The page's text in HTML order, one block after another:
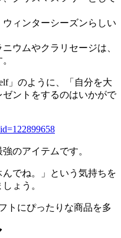
ィンターシーズンらしい
ウムやクラリセージは、
」のように、「自分を大
ントをするのはいかがで
のアイテムです。
んでね。」という気持ちを
ょう。
トにぴったりな商品を多